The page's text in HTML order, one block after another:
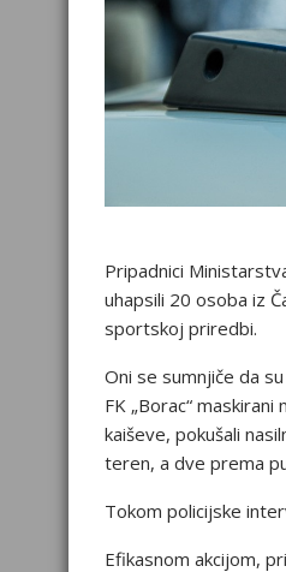
Pripadnici
uhapsili 20 osoba iz
sportskoj priredbi.
Oni se sumnjiče da
FK „Borac“
kaiševe, pokušali
teren, a dve prema
Tokom policijske
Efikasnom akcijom,